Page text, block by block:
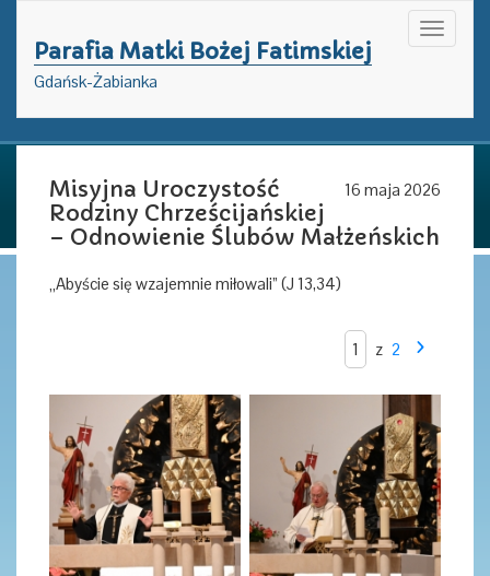
Parafia Matki Bożej Fatimskiej
Gdańsk-Żabianka
Toggle
16 maja 2026
Misyjna Uroczystość
Rodziny Chrześcijańskiej
– Odnowienie Ślubów Małżeńskich
„Abyście się wzajemnie miłowali” (J 13,34)
z 2